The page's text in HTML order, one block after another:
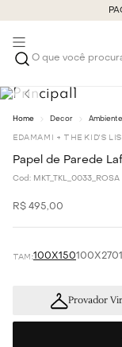
O que você
Decor
EDAMAMI + THE KID'S
Papel de Parede
Cod: MKT_TKL_0033_ROSA
R$ 495,00
100X150100X270
Provador